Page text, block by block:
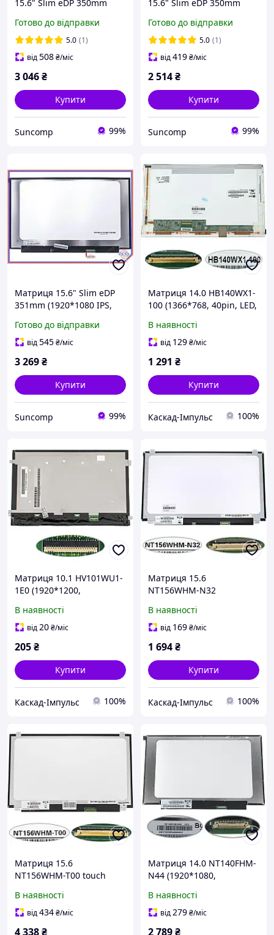
15.6" Slim eDP 350mm
кріплень) BOE NV156FHM-
T06, NV156FHM-T0E
Глянцева
Готово до відправки
5.0 (1)
від508₴/міс
3 046₴
Купити
Suncomp 99%
15.6" Slim eDP 350mm
кріплень) BOE
NT156WHM-T03 Глянцева
Готово до відправки
5.0 (1)
від419₴/міс
2 514₴
Купити
Suncomp 99%
Матриця 15.6" Slim eDP
351mm (1920*1080 IPS,
кріплень) BOE NE156FHM-
NZ3 Матовая. (Яск:
Готово до відправки
від545₴/міс
3 269₴
Купити
Suncomp 99%
Матриця 14.0 HB140WX1-
100 (1366*768, 40pin, LED,
роз'єм ліворуч знизу) для
ноутбука (35324)
В наявності
від 129₴/міс
1 291 ₴
Купити
Каскад-Імпульс 100%
Матриця 10.1 HV101WU1-
1E0 (1920*1200,
по боках), глянцева,
роз'єм праворуч зн
В наявності
від20₴/міс
205₴
Купити
Каскад-Імпульс 100%
Матриця 15.6
NT156WHM-N32
LED,(вертикальні вушки),
глянець, роз'єм праворуч
В наявності
від 169₴/міс
1 694₴
Купити
Каскад-Імпульс 100%
Матриця 15.6
NT156WHM-T00 touch
LED,(вертикальні вушки),
глянець, роз'єм правор
В наявності
від434₴/міс
4 338₴
Матриця 14.0 NT140FHM-
N44 (1920*1080,
планок та вушок), матові,
роз'єм праворуч (76119)
В наявності
від279₴/міс
2 789₴